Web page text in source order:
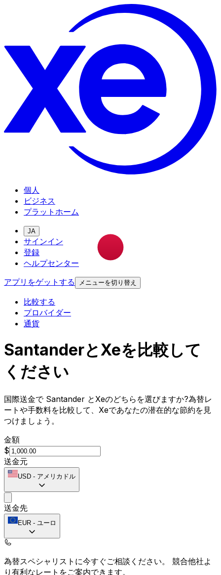
個人
ビジネス
プラットホーム
JA
サインイン
登録
ヘルプセンター
アプリをゲットする
メニューを切り替え
比較する
プロバイダー
通貨
SantanderとXeを比較して
ください
国際送金で Santander とXeのどちらを選びますか?為替レ
ートや手数料を比較して、Xeであなたの潜在的な節約を見
つけましょう。
金額
$
送金元
USD - アメリカドル
送金先
EUR - ユーロ
為替スペシャリストに今すぐご相談ください。 競合他社よ
り有利なレートをご案内できます。